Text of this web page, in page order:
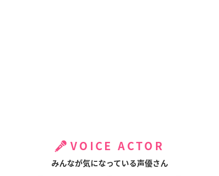
VOICE ACTOR
みんなが気になっている声優さん